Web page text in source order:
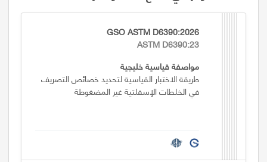
GSO ASTM D6390:2026
ASTM D6390:23
مواصفة قياسية خليجية
طريقة الاختبار القياسية لتحديد خصائص التصريف
في الخلطات الإسفلتية غير المضغوطة